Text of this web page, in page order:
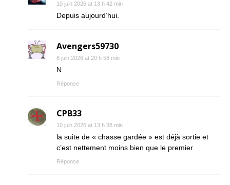
10 juin 2026 at 13 h 42 min
Depuis aujourd’hui.
Avengers59730
8 juin 2026 at 20 h 58 min
N
Réponse
CPB33
10 juin 2026 at 13 h 38 min
la suite de « chasse gardée » est déjà sortie et
c’est nettement moins bien que le premier
Réponse